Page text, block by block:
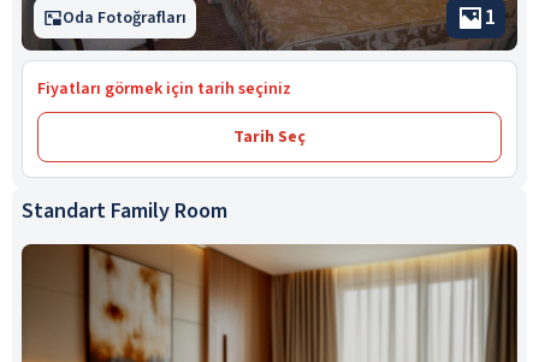
Oda Fotoğrafları 1
Fiyatları görmek için tarih seçiniz
Tarih Seç
Standart Family Room